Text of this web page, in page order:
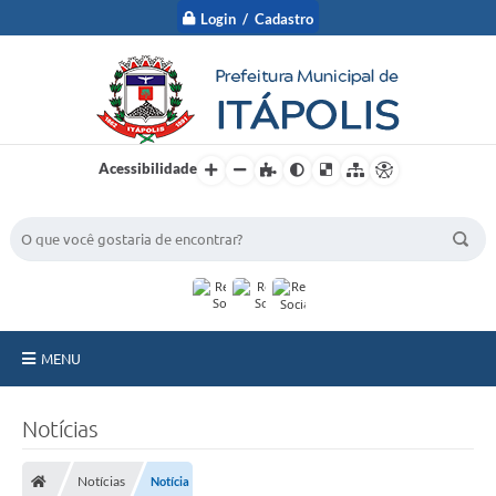
Login / Cadastro
Acessibilidade
MENU
Notícias
Notícias Notícia